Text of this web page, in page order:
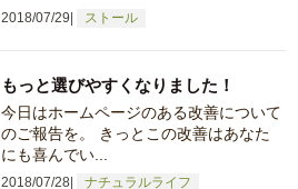
2018/07/29 ストール
2018/07/28 ナチュラルライフ
もっと選びやすくなりました！
今日はホームページのある改善について
のご報告を。 きっとこの改善はあなた
にも喜んでい...